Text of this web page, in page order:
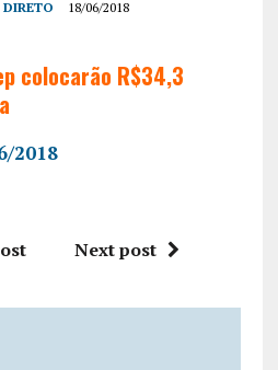
DIRETO 18/06/2018
colocarão R$34,3
2018
Next post